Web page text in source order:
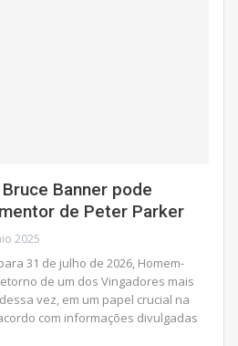
Banner pode
de Peter Parker
2025
31 de julho de 2026, Homem-
de um dos Vingadores mais
vez, em um papel crucial na
com informações divulgadas